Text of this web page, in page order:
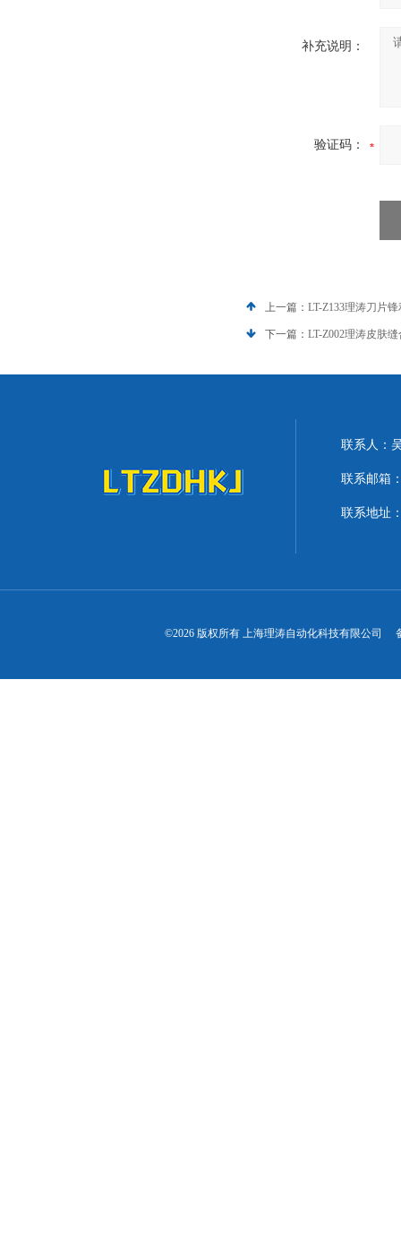
补充说明：
验证码：
上一篇： LT-Z133理涛刀片
下一篇： LT-Z002理涛皮肤
联系人：
联系邮箱
联系地址
©2026 版权所有 上海理涛自动化科技有限公司